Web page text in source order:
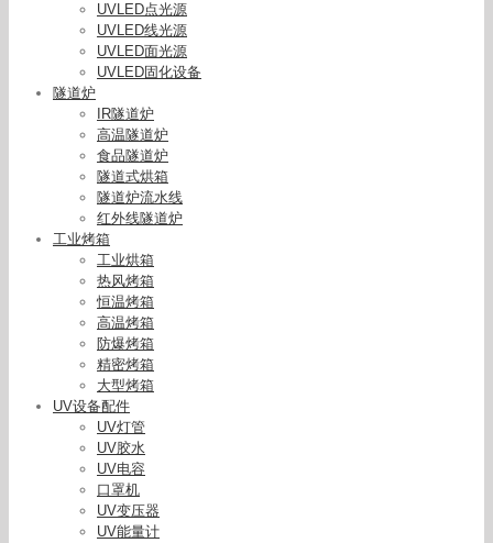
UVLED点光源
UVLED线光源
UVLED面光源
UVLED固化设备
隧道炉
IR隧道炉
高温隧道炉
食品隧道炉
隧道式烘箱
隧道炉流水线
红外线隧道炉
工业烤箱
工业烘箱
热风烤箱
恒温烤箱
高温烤箱
防爆烤箱
精密烤箱
大型烤箱
UV设备配件
UV灯管
UV胶水
UV电容
口罩机
UV变压器
UV能量计
uv-intmicrouv能量计_UV能量计UV-IntMicroM36